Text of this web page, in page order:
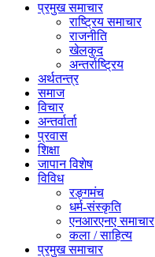
प्रमुख समाचार
राष्ट्रिय समाचार
राजनीति
खेलकुद
अन्तर्राष्ट्रिय
अर्थतन्त्र
समाज
विचार
अन्तर्वार्ता
प्रवास
शिक्षा
जापान विशेष
विविध
रङ्गमंच
धर्म-संस्कृति
एनआरएनए समाचार
कला / साहित्य
प्रमुख समाचार